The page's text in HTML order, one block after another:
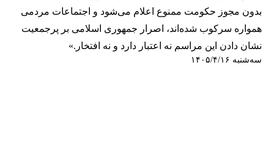
بدون مجوز حکومت ممنوع اعلام می‌شود و اجتماعات مردمی
همواره سرکوب شده‌اند، اصرار جمهوری اسلامی بر پرجمعیت
نشان دادن این مراسم نه اعتبار دارد و نه افتخار.»
سه‌شنبه ۱۴۰۵/۴/۱۶